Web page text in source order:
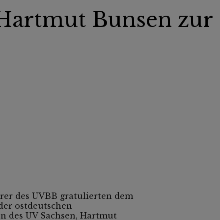
Bunsen zur
des UVBB gratulierten dem
ostdeutschen
des UV Sachsen, Hartmut